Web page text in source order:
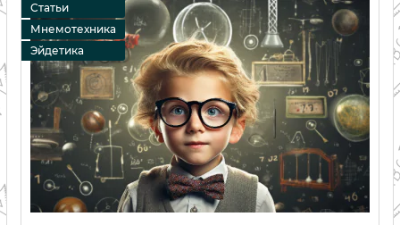
Статьи
Мнемотехника
Эйдетика